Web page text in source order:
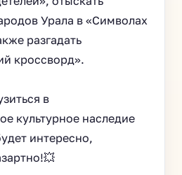
Урала в «Символах
разгадать
кроссворд».
в
культурное наследие
интересно,